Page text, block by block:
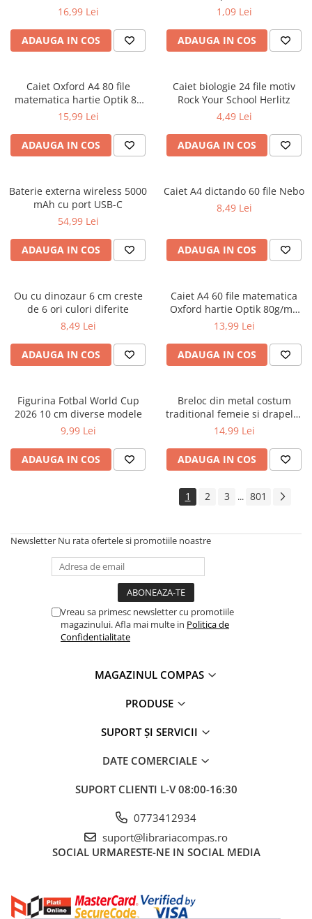
Ghiozdane școlare
Rucsacuri școlare și casual
Ghiozdane pentru grădinită
Penare
Penare echipate
Penare neechipate
Penare tip etui
Acuarele școlare și Tempera
Pensule școlare
Pahare și palete pictură
Cărți
Cărți pentru copii
Cărți ilustrate și interactive
Povești și ficțiune pentru copii
Materiale educaționale
Hobby și activități pentru copii
Educație și carte școlară
Metoda Montessori
Culegeri și materiale auxiliare
Caiete de vacanță
Pregătire pentru admitere
Pregătire Evaluare Națională
Pregătire Bacalaureat
Clasici români și universali
Literatură modernă și
Romane de dragoste
Romane ilustrate
Dezvoltare personală și non-
Psihologie și dezvoltare personală
Sănătate și stil de viață
16,99 Lei
ADAUGA IN COS
1,09 Lei
ADAUGA IN COS
Caiet Oxford A4 80 file
matematica hartie Optik 80
g/mp motiv Teenager
15,99 Lei
ADAUGA IN COS
Caiet biologie 24 file motiv
Rock Your School Herlitz
4,49 Lei
ADAUGA IN COS
Baterie externa wireless 5000
mAh cu port USB-C
54,99 Lei
ADAUGA IN COS
Caiet A4 dictando 60 file Nebo
8,49 Lei
ADAUGA IN COS
Ou cu dinozaur 6 cm creste
de 6 ori culori diferite
8,49 Lei
ADAUGA IN COS
Caiet A4 60 file matematica
Oxford hartie Optik 80g/mp
motiv Touch Pastel
13,99 Lei
ADAUGA IN COS
Figurina Fotbal World Cup
2026 10 cm diverse modele
9,99 Lei
ADAUGA IN COS
Breloc din metal costum
traditional femeie si drapelul
Romaniei 9 cm
14,99 Lei
ADAUGA IN COS
1 2 3 ... 801
Newsletter Nu rata ofertele si promotiile noastre
Vreau sa primesc newsletter cu promotiile
magazinului. Afla mai multe in Politica de
Confidentialitate
MAGAZINUL COMPAS
PRODUSE
SUPORT ȘI SERVICII
DATE COMERCIALE
SUPORT CLIENTI L-V 08:00-16:30
0773412934
suport@librariacompas.ro
SOCIAL URMARESTE-NE IN SOCIAL MEDIA